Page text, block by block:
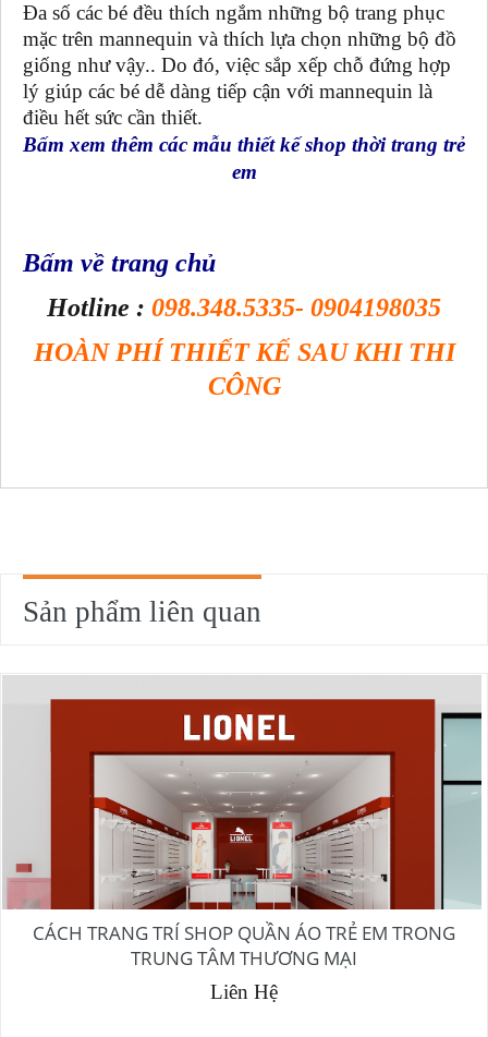
Đa số các bé đều thích ngắm những bộ trang phục
mặc trên mannequin và thích lựa chọn những bộ đồ
giống như vậy.. Do đó, việc sắp xếp chỗ đứng hợp
lý giúp các bé dễ dàng tiếp cận với mannequin là
điều hết sức cần thiết.
Bấm xem thêm các mẫu thiết kế shop thời trang trẻ
em
Bấm về trang chủ
Hotline : 098.348.5335- 0904198035
HOÀN PHÍ THIẾT KẾ SAU KHI THI
CÔNG
Sản phẩm liên quan
CÁCH TRANG TRÍ SHOP QUẦN ÁO TRẺ EM TRONG
TRUNG TÂM THƯƠNG MẠI
Liên Hệ